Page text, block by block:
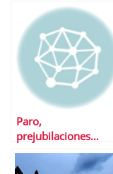
Paro,
prejubilaciones…
Â¿hacia donde
vamos?